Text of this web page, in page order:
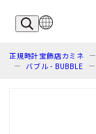
正規時計宝飾店カミネ
バブル - BUBBLE